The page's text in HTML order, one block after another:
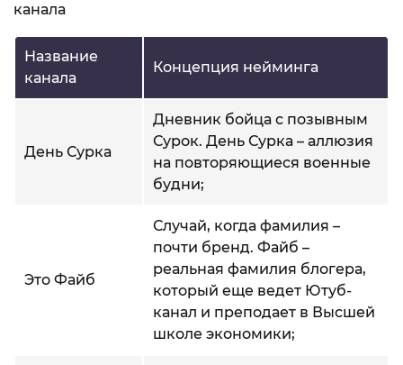
канала
Название
канала
Концепция нейминга
День Сурка
Дневник бойца с позывным
Сурок. День Сурка – аллюзия
на повторяющиеся военные
будни;
Это Файб
Случай, когда фамилия –
почти бренд. Файб –
реальная фамилия блогера,
который еще ведет Ютуб-
канал и преподает в Высшей
школе экономики;